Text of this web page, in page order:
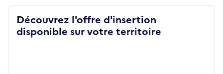
Découvrez l'offre d'insertion
disponible sur votre territoire